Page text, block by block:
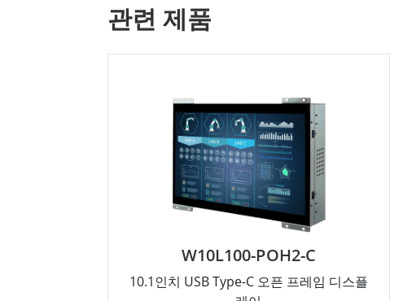
관련 제품
W10L100-POH2-C
10.1인치 USB Type-C 오픈 프레임 디스플